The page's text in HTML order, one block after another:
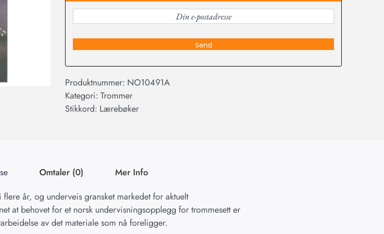
Send
Produktnummer: NO10491A
Kategori: Trommer
Stikkord: Lærebøker
Omtaler (0)
Mer Info
år, og underveis gransket markedet for aktuelt
at behovet for et norsk undervisningsopplegg for trommesett er
av det materiale som nå foreligger.